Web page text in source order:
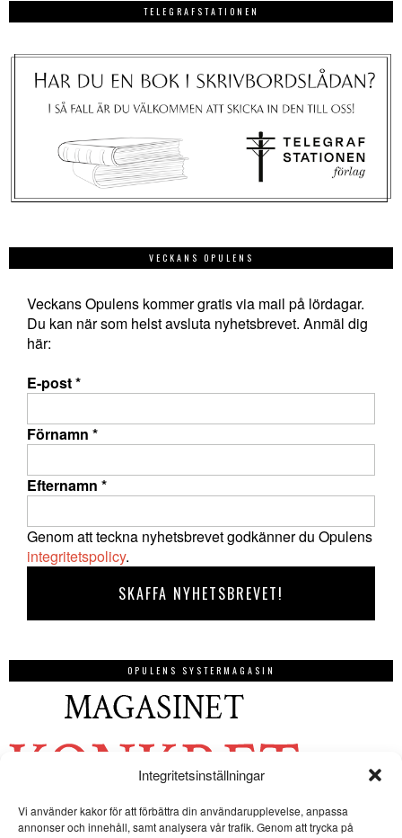
Integritetsinställningar
Vi använder kakor för att förbättra din användarupplevelse, anpassa
annonser och innehåll, samt analysera vår trafik. Genom att trycka på
TELEGRAFSTATIONEN
VECKANS OPULENS
Veckans Opulens kommer gratis via mail på lördagar.
Du kan när som helst avsluta nyhetsbrevet. Anmäl dig
här:
E-post*
Förnamn *
Efternamn *
Genom att teckna nyhetsbrevet godkänner du Opulens
integritetspolicy.
OPULENS SYSTERMAGASIN